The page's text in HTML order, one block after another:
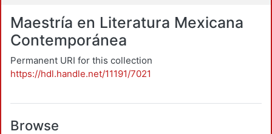
Maestría en Literatura Mexicana
Contemporánea
Permanent URI for this collection
https://hdl.handle.net/11191/7021
Browse